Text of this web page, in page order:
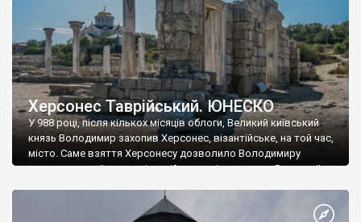
Херсонес Таврійський. ЮНЕСКО
У 988 році, після кількох місяців облоги, Великий київський
князь Володимир захопив Херсонес, візантійське, на той час,
місто. Саме взяття Херсонесу дозволило Володимиру
диктувати свої умови візантійському імператору Василю ІІ, та
Херсонесі Володимир-язичник, став Василем-християнином.
А потім було Хрещення Русі. На честь Херсонесу Таврійського